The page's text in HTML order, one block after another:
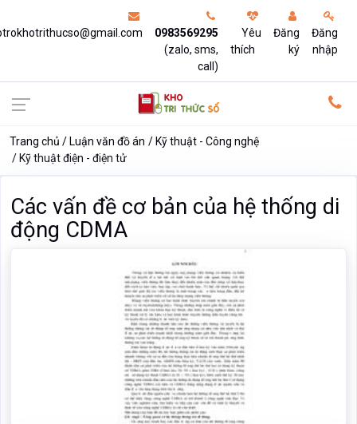
0983569295
(zalo, sms,
call)
Yêu
thích
Đăng
ký
Đăng
nhập
Trang chủ Luận văn đồ án
Kỹ thuật - Công nghệ
Kỹ thuật điện - điện tử
Các vấn đề cơ bản của hệ thống di
động CDMA